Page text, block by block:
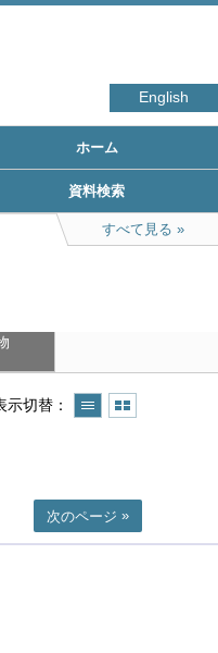
English
ホーム
資料検索
すべて見る
示切替
次のページ